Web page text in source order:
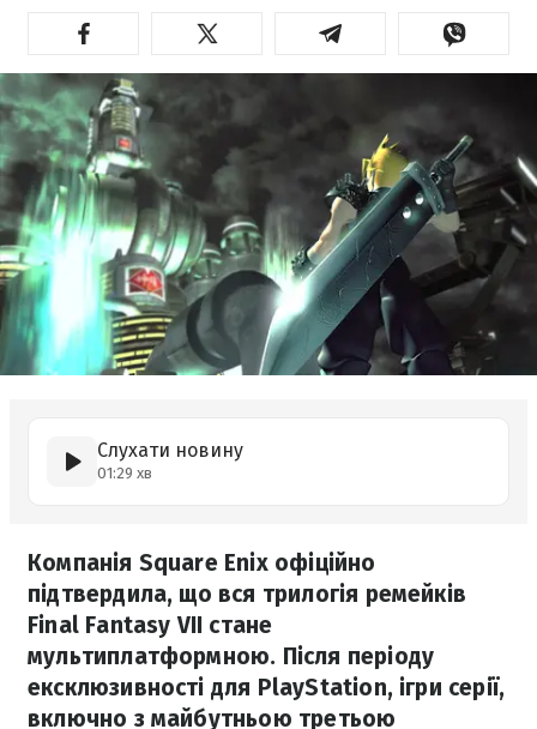
Слухати новину
01:29 хв
Компанія Square Enix офіційно
підтвердила, що вся трилогія ремейків
Final Fantasy VII стане
мультиплатформною. Після періоду
ексклюзивності для PlayStation, ігри серії,
включно з майбутньою третьою